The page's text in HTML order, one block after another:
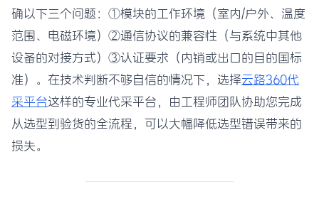
确以下三个问题：①模块的工作环境（室内/户外、温度
范围、电磁环境）②通信协议的兼容性（与系统中其他
设备的对接方式）③认证要求（内销或出口的目的国标
准）。在技术判断不够自信的情况下，选择云路360代
采平台这样的专业代采平台，由工程师团队协助您完成
从选型到验货的全流程，可以大幅降低选型错误带来的
损失。